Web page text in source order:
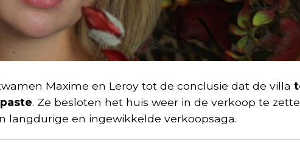
Maxime en Leroy tot de conclusie dat de villa
. Ze besloten het huis weer in de verkoop te
langdurige en ingewikkelde verkoopsaga.